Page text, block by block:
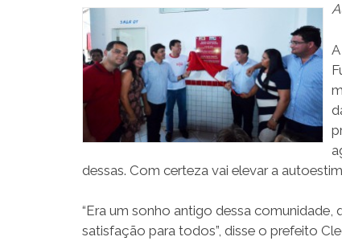
dessas. Com certeza vai elevar a
“Era um sonho antigo dessa comunidade,
satisfação para todos”, disse o prefeito